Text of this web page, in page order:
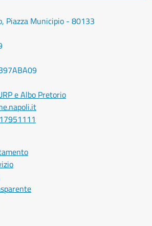
Piazza Municipio - 80133
e Albo Pretorio